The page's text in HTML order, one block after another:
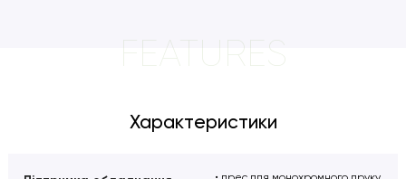
FEATURES
Характеристики